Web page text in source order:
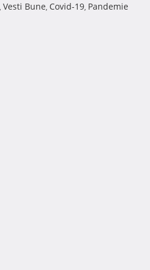
, Vesti Bune, Covid-19, Pandemie